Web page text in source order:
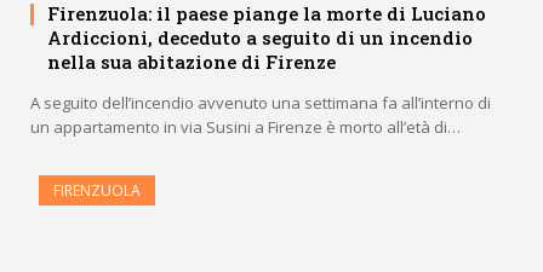
Firenzuola: il paese piange la morte di Luciano
Ardiccioni, deceduto a seguito di un incendio
nella sua abitazione di Firenze
A seguito dell’incendio avvenuto una settimana fa all’interno di
un appartamento in via Susini a Firenze è morto all’età di…
FIRENZUOLA